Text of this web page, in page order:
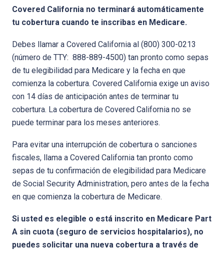
Covered California no terminará automáticamente
tu cobertura cuando te inscribas en Medicare.
Debes llamar a Covered California al (800) 300-0213
(número de TTY: 888-889-4500) tan pronto como sepas
de tu elegibilidad para Medicare y la fecha en que
comienza la cobertura. Covered California exige un aviso
con 14 días de anticipación antes de terminar tu
cobertura. La cobertura de Covered California no se
puede terminar para los meses anteriores.
Para evitar una interrupción de cobertura o sanciones
fiscales, llama a Covered California tan pronto como
sepas de tu confirmación de elegibilidad para Medicare
de Social Security Administration, pero antes de la fecha
en que comienza la cobertura de Medicare.
Si usted es elegible o está inscrito en Medicare Part
A sin cuota (seguro de servicios hospitalarios), no
puedes solicitar una nueva cobertura a través de